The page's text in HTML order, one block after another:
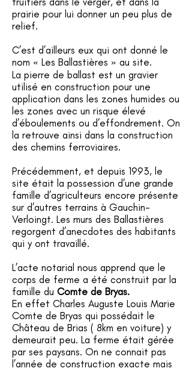
prairie pour lui donner un peu plus de
relief.
C’est d’ailleurs eux qui ont donné le
nom « Les Ballastières » au site.
La pierre de ballast est un gravier
utilisé en construction pour une
application dans les zones humides ou
les zones avec un risque élevé
d’éboulements ou d’effondrement. On
la retrouve ainsi dans la construction
des chemins ferroviaires.
Précédemment, et depuis 1993, le
site était la possession d’une grande
famille d’agriculteurs encore présente
sur d’autres terrains à Gauchin-
Verloingt. Les murs des Ballastières
regorgent d’anecdotes des habitants
qui y ont travaillé.
L’acte notarial nous apprend que le
corps de ferme a été construit par la
famille du Comte de Bryas.
En effet Charles Auguste Louis Marie
Comte de Bryas qui possédait le
Château de Brias ( 8km en voiture) y
demeurait peu. La ferme était gérée
par ses paysans. On ne connait pas
l’année de construction exacte mais